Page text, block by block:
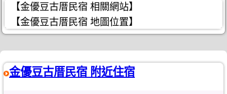
【金優豆古厝民宿 相關網站】
【金優豆古厝民宿 地圖位置】
金優豆古厝民宿 附近住宿